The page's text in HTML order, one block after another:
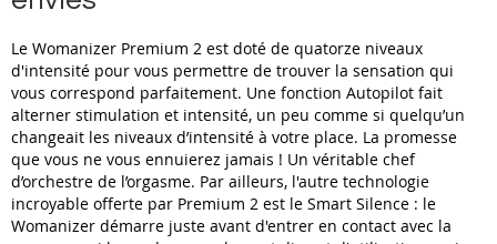
Le Womanizer Premium 2 est doté de quatorze niveaux
d'intensité pour vous permettre de trouver la sensation qui
vous correspond parfaitement. Une fonction Autopilot fait
alterner stimulation et intensité, un peu comme si quelqu’un
changeait les niveaux d’intensité à votre place. La promesse
que vous ne vous ennuierez jamais ! Un véritable chef
d’orchestre de l’orgasme. Par ailleurs, l'autre technologie
incroyable offerte par Premium 2 est le Smart Silence : le
Womanizer démarre juste avant d'entrer en contact avec la